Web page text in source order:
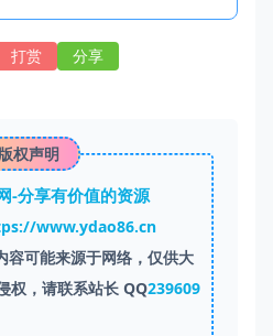
打赏 分享
版权声明
-分享有价值的资源
www.ydao86.cn
可能来源于网络，仅供大
权，请联系站长 QQ239609